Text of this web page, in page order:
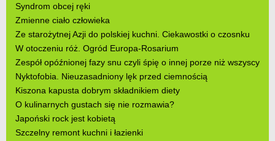
Syndrom obcej ręki
Zmienne ciało człowieka
Ze starożytnej Azji do polskiej kuchni. Ciekawostki o czosnku
W otoczeniu róż. Ogród Europa-Rosarium
Zespół opóźnionej fazy snu czyli śpię o innej porze niż wszyscy
Nyktofobia. Nieuzasadniony lęk przed ciemnością
Kiszona kapusta dobrym składnikiem diety
O kulinarnych gustach się nie rozmawia?
Japoński rock jest kobietą
Szczelny remont kuchni i łazienki